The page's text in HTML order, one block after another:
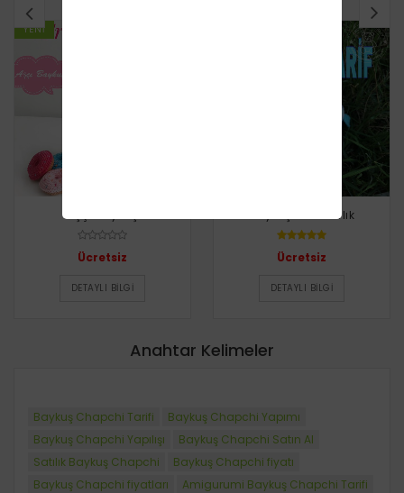
YENI
Ücretsiz
DETAYLI BILGI
Baykuş Anahtarlık
Ücretsiz
DETAYLI BILGI
Anahtar Kelimeler
Baykuş Chapchi Tarifi
Baykuş Chapchi Yapımı
Baykuş Chapchi Yapılışı
Baykuş Chapchi Satın Al
Satılık Baykuş Chapchi
Baykuş Chapchi fiyatı
Baykuş Chapchi fiyatları
Amigurumi Baykuş Chapchi Tarifi